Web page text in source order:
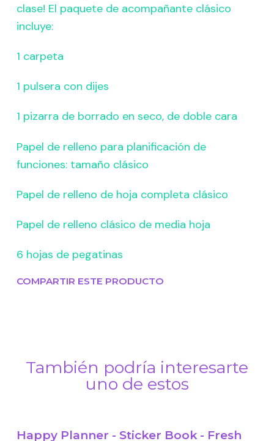
clase! El paquete de acompañante clásico
incluye:
1 carpeta
1 pulsera con dijes
1 pizarra de borrado en seco, de doble cara
Papel de relleno para planificación de
funciones: tamaño clásico
Papel de relleno de hoja completa clásico
Papel de relleno clásico de media hoja
6 hojas de pegatinas
COMPARTIR ESTE PRODUCTO
También podría interesarte
uno de estos
Happy Planner - Sticker Book - Fresh